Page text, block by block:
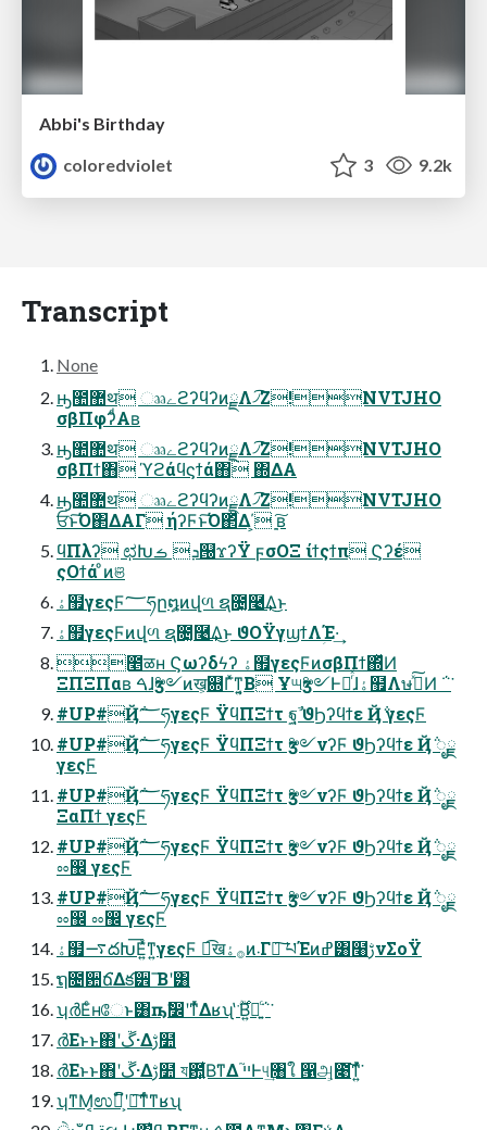
Abbi's Birthday
coloredviolet
3 9.2k
Transcript
None
ԣ಺޺थ ෲےϩʔϥʔͷྗΛ৴͡Ζ!NVTJHO
σβΠφʔͩΑʙ
ԣ಺޺थ ෲےϩʔϥʔͷྗΛ৴͡Ζ!NVTJHO
σβΠϯ΋ ϓϩάϥϛϯά΋ ΍ΔΑ
ԣ಺޺थ ෲےϩʔϥʔͷྗΛ৴͡Ζ!NVTJHO
ਓͱ͠Ό΂ΔΑΓ ήʔϜͱ͠Ό΂ͬͯΔ΄͏͕ ָ͍͠ʙ
ϥΠλʔ ಛԽܕ ࡏ୐ϫʔΫ ϝσΟΞ ίϯςϯπ Ϛʔέ
ςΟϯά ͦͷଞ
ۀ຿γεςϜ؅ཧը໘ͷվળ ຊ೔͓࿩͢Δ͜ͱ
ۀ຿γεςϜͷվળ ຊ೔͓࿩͢Δ͜ͱ ϑΟΫγϣϯΛؚΈ·͢
೥ळʜ Ϛωʔδϟʔ ۀ຿γεςϜͷσβΠϯ΍ͬͯͶ
ΞΠΞΠαʙ ࠓɺӡ༻ͷख͕଍Γͯͳ͍͔Β Ұ୴ӡ༻Ͱೖͬͯɺۀ຿Λษڧͯ͠Ͷ ΅͘
#UP#Ҋ݅؅ཧγεςϜ ΫϥΠΞϯτ ฐࣾ ϑϦʔϥϯε Ҋ݅ γεςϜ
#UP#Ҋ݅؅ཧγεςϜ ΫϥΠΞϯτ ӡ༻νʔϜ ϑϦʔϥϯε Ҋ݅ ೖྗ
γεςϜ
#UP#Ҋ݅؅ཧγεςϜ ΫϥΠΞϯτ ӡ༻νʔϜ ϑϦʔϥϯε Ҋ݅ ೖྗ
ΞαΠϯ γεςϜ
#UP#Ҋ݅؅ཧγεςϜ ΫϥΠΞϯτ ӡ༻νʔϜ ϑϦʔϥϯε Ҋ݅ ೖྗ
ೲ඼ γεςϜ
#UP#Ҋ݅؅ཧγεςϜ ΫϥΠΞϯτ ӡ༻νʔϜ ϑϦʔϥϯε Ҋ݅ ೖྗ
ೲ඼ ೲ඼ γεςϜ
ۀ຿࠷దԽ͞Ε͍ͯͳ͍γεςϜ ಉ͡ख࡞ۀͷ܁Γฦ͠ པΈͷߝ͸໨ࢹνΣοΫ
ຖ೔਺ճ͘Δక੾ ͞Βʹ͸
ʮർΕͨʜேͱ͸ҧ͏ࣗ෼ʹͳͬͯΔʁʯ ̔࣌ؒ͘Β͍ಇ͍ͨ΅͘
ർΕͱͱ΋ʹڱ·Δࢹ໺
ർΕͱͱ΋ʹڱ·Δࢹ໺ য఺͕͍͋ͮΒ͘ͳΔ ײ֮Ͱ୳͢৘ใ ൑அ͕೉͘͠ͳ͍ͬͯ͘
ʮͳΜ͔ಉ྅͕ົʹ༏͘͠ͳͬͨͳʁʯ